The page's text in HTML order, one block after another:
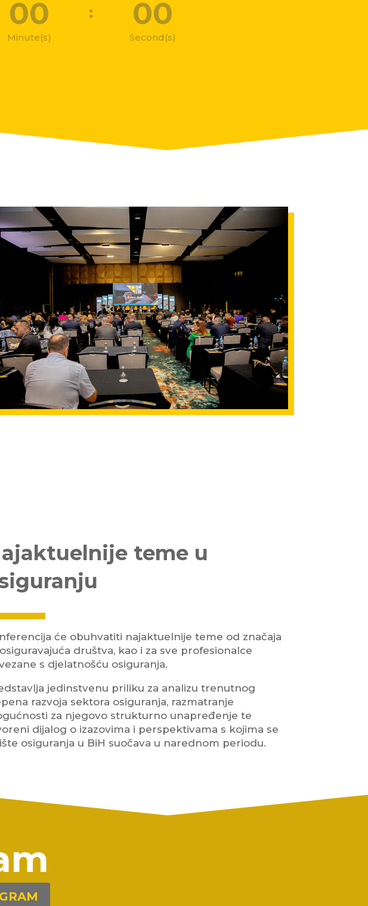
00
Minute(s)
: 00
Second(s)
teme u
će obuhvatiti najaktuelnije teme od značaja
društva, kao i za sve profesionalce
s djelatnošću osiguranja.
jedinstvenu priliku za analizu trenutnog
razvoja sektora osiguranja, razmatranje
za njegovo strukturno unapređenje te
dijalog o izazovima i perspektivama s kojima se
osiguranja u BiH suočava u narednom periodu.